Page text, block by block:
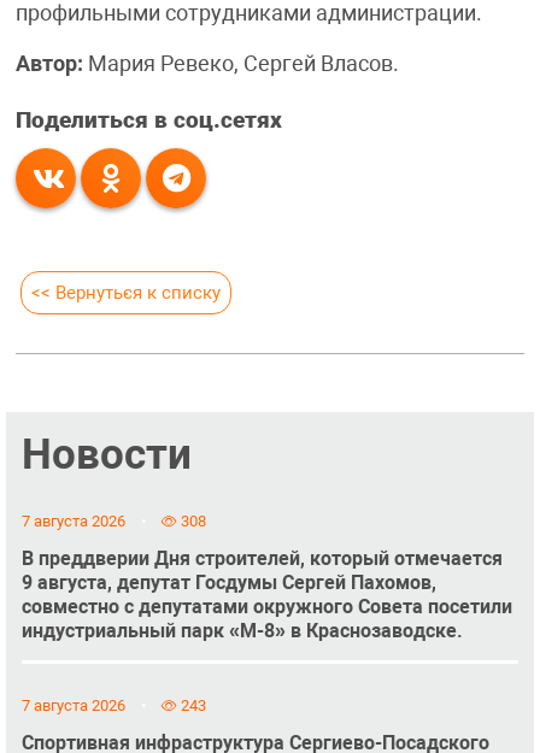
профильными сотрудниками администрации.
Автор: Мария Ревеко, Сергей Власов.
Поделиться в соц.сетях
<< Вернуться к списку
Новости
7 августа 2026 308
В преддверии Дня строителей, который отмечается
9 августа, депутат Госдумы Сергей Пахомов,
совместно с депутатами окружного Совета посетили
индустриальный парк «М-8» в Краснозаводске.
7 августа 2026 243
Спортивная инфраструктура Сергиево-Посадского